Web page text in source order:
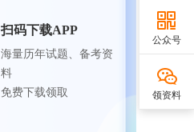
扫码下载APP
海量历年试题、备考资
料
免费下载领取
公众号
领资料